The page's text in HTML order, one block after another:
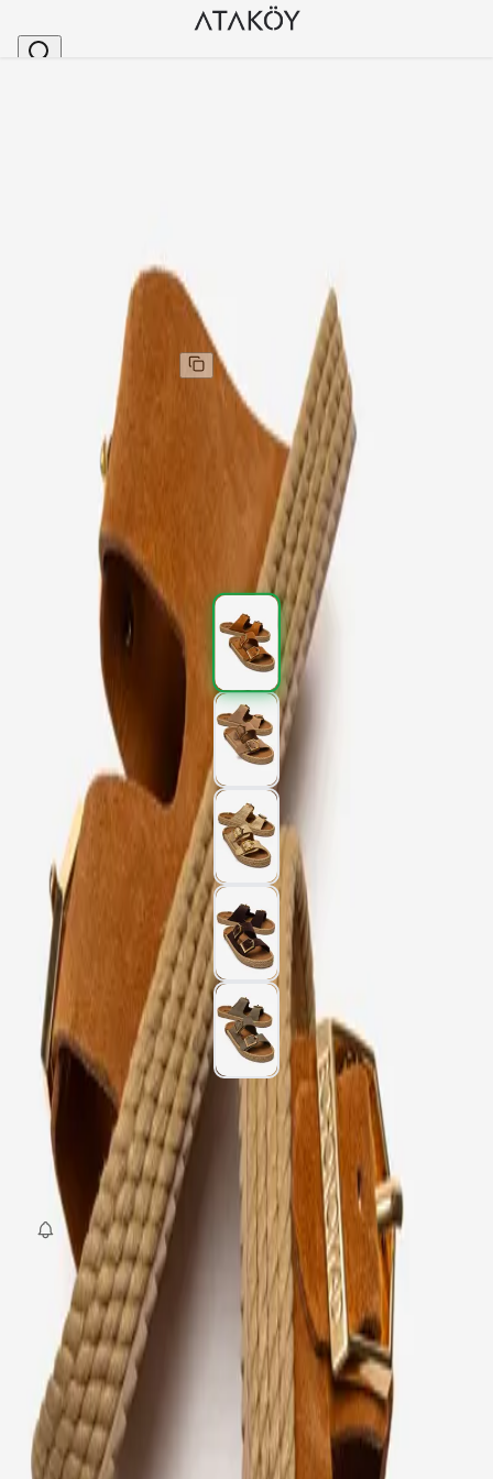
NR12SYD-83
Kadın Hakiki Deri Hasır Halat Tabanlı Terlik Taba Süet
Kadın Hakiki Deri Hasır Halat Tabanlı Terlik Taba Süet
Aynı gün kargo
2.097,00 TL %40
2.097,00 TL
3.495,00 TL %40
Beden
39 40
SEPETE EKLE
Fırsat Kombini Componenti Buraya Gelecek
ÜRÜN HAKKINDA
TAKSIT SEÇENEKLERI